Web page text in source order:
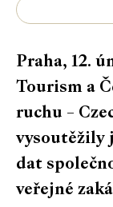
Praha, 12.
Tourism a
ruchu –
vysoutěžily
dat
veřejné